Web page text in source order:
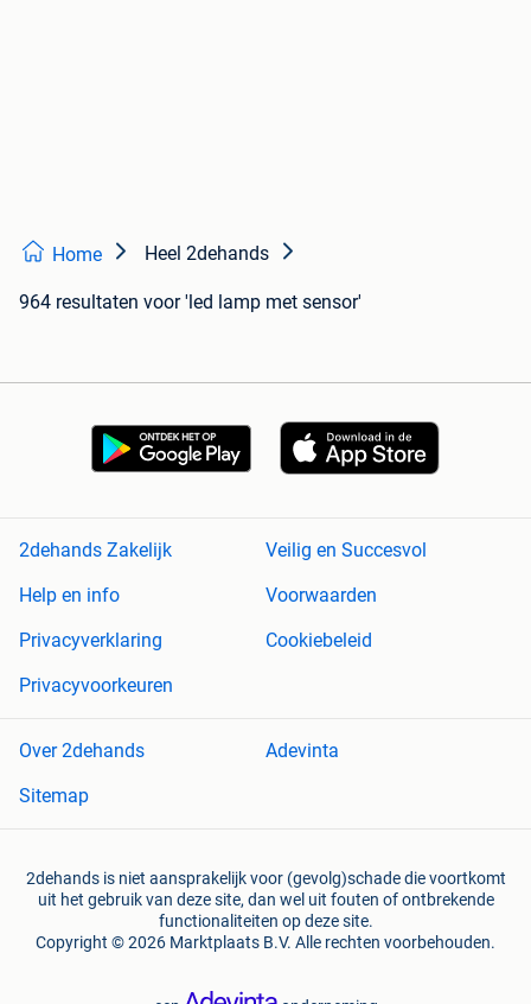
Home Heel 2dehands
964 resultaten voor 'led lamp met sensor'
2dehands Zakelijk
Veilig en Succesvol
Help en info
Voorwaarden
Privacyverklaring
Cookiebeleid
Privacyvoorkeuren
Over 2dehands
Adevinta
Sitemap
2dehands is niet aansprakelijk voor (gevolg)schade die voortkomt
uit het gebruik van deze site, dan wel uit fouten of ontbrekende
functionaliteiten op deze site.
Copyright © 2026 Marktplaats B.V. Alle rechten voorbehouden.